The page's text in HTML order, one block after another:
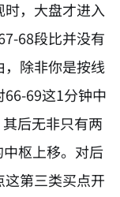
，大盘才进入
68段比并没有
除非你是按线
69这1分钟中
后无非只有两
枢上移。对后
第三类买点开